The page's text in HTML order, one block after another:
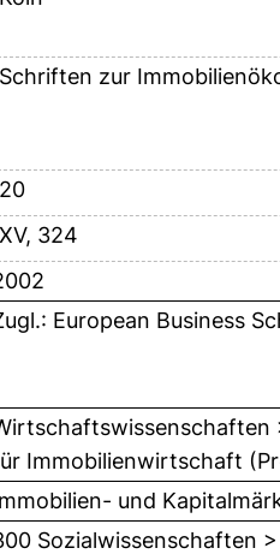
Schriften zur
20
XV, 324
European Business
Immobilienwirtschaft
und
Sozialwissenschaften